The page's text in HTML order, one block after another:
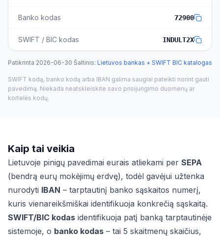
Banko kodas 72900
SWIFT / BIC kodas INDULT2X
Patikrinta 2026-06-30·Šaltinis: Lietuvos bankas + SWIFT BIC katalogas
SWIFT kodą, banko kodą arba IBAN galima saugiai pateikti norint gauti
pavedimą. Niekada neatskleiskite savo prisijungimo duomenų ar
kortelės kodų.
Kaip tai veikia
Lietuvoje pinigų pavedimai eurais atliekami per SEPA
(bendrą eurų mokėjimų erdvę), todėl gavėjui užtenka
nurodyti IBAN – tarptautinį banko sąskaitos numerį,
kuris vienareikšmiškai identifikuoja konkrečią sąskaitą.
SWIFT/BIC kodas identifikuoja patį banką tarptautinėje
sistemoje, o banko kodas – tai 5 skaitmenų skaičius,